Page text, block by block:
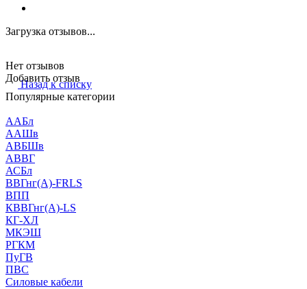
Загрузка отзывов...
Нет отзывов
Добавить отзыв
Назад к списку
Популярные категории
ААБл
ААШв
АВБШв
АВВГ
АСБл
ВВГнг(А)-FRLS
ВПП
КВВГнг(А)-LS
КГ-ХЛ
МКЭШ
РГКМ
ПуГВ
ПВС
Силовые кабели